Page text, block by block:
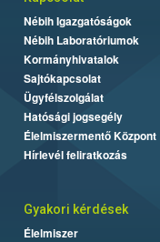
Nébih Igazgatóságok
Nébih Laboratóriumok
Kormányhivatalok
Sajtókapcsolat
Ügyfélszolgálat
Hatósági jogsegély
Élelmiszermentő Központ
Hírlevél feliratkozás
Gyakori kérdések
Élelmiszer